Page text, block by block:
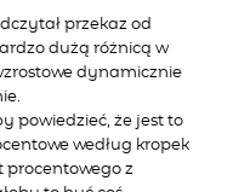
przekaz od
dużą różnicą w
dynamicznie
powiedzieć, że jest to
według kropek
procentowego z